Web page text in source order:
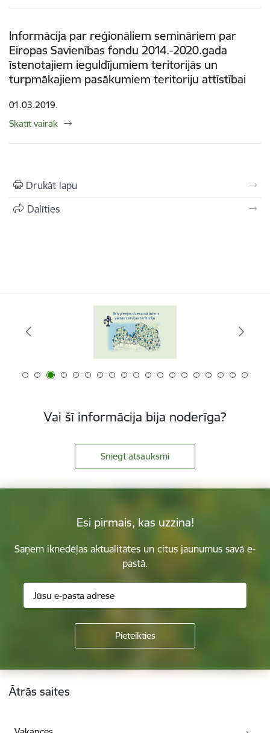
Informācija par reģionāliem semināriem par
Eiropas Savienības fondu 2014.-2020.gada
īstenotajiem ieguldījumiem teritorijās un
turpmākajiem pasākumiem teritoriju attīstībai
01.03.2019.
Skatīt vairāk
Drukāt lapu
Dalīties
Vai šī informācija bija noderīga?
Sniegt atsauksmi
Esi pirmais, kas uzzina!
Saņem iknedēļas aktualitātes un citus jaunumus savā e-
pastā.
Kājene
Ātrās saites